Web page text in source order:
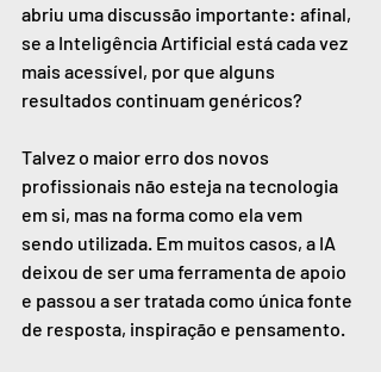
abriu uma discussão importante: afinal,
se a Inteligência Artificial está cada vez
mais acessível, por que alguns
resultados continuam genéricos?
Talvez o maior erro dos novos
profissionais não esteja na tecnologia
em si, mas na forma como ela vem
sendo utilizada. Em muitos casos, a IA
deixou de ser uma ferramenta de apoio
e passou a ser tratada como única fonte
de resposta, inspiração e pensamento.